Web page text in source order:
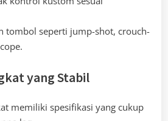
tombol seperti jump-shot, crouch-
yang Stabil
memiliki spesifikasi yang cukup